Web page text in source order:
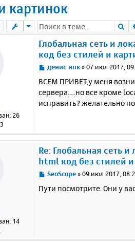
картинок
26
Глобальная сеть и
код без стилей и
С
о
б
щ
е
денис нпк »07 июл 2017,
ВСЕМ ПРИВЕТ,у меня
сервера.....но все кроме
исправить? желательно
14
Re: Глобальная сеть
html код без стилей
С
о
SeoScope »09 июл 2017,
Пути посмотрите. Они у